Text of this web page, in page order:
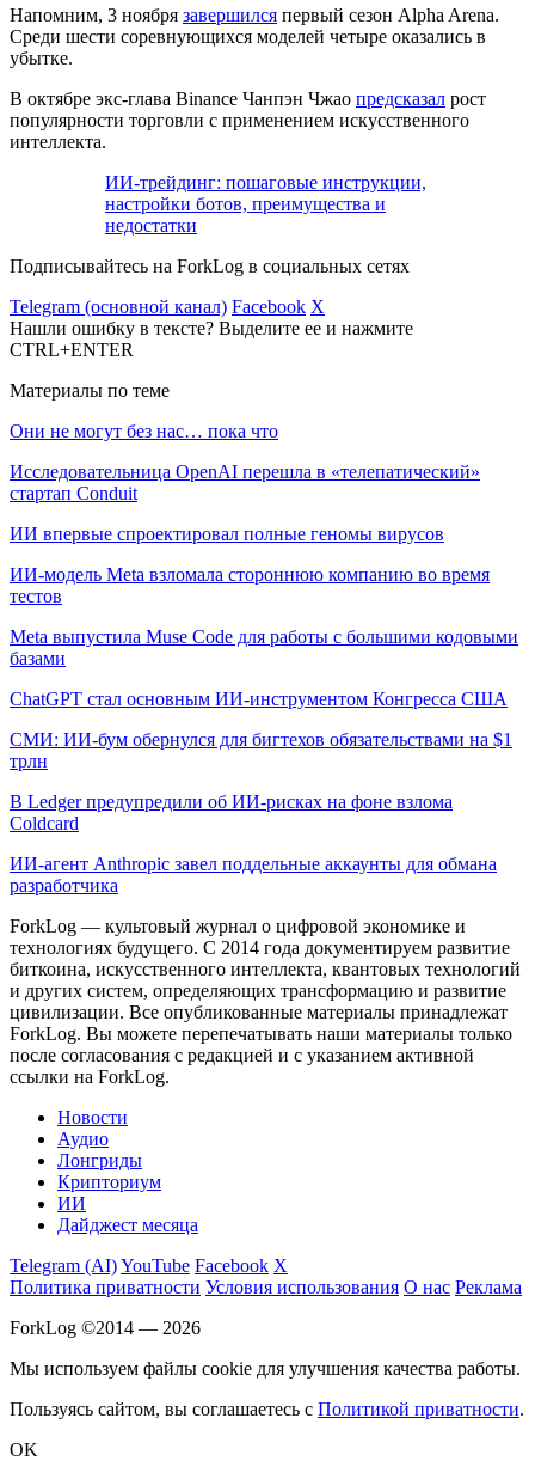
Напомним, 3 ноября завершился первый сезон Alpha Arena.
Среди шести соревнующихся моделей четыре оказались в
убытке.
В октябре экс-глава Binance Чанпэн Чжао предсказал рост
популярности торговли с применением искусственного
интеллекта.
ИИ-трейдинг: пошаговые инструкции,
настройки ботов, преимущества и
недостатки
Подписывайтесь на ForkLog в социальных сетях
Telegram (основной канал) Facebook X
Нашли ошибку в тексте? Выделите ее и нажмите
CTRL+ENTER
Материалы по теме
Они не могут без нас… пока что
Исследовательница OpenAI перешла в «телепатический»
стартап Conduit
ИИ впервые спроектировал полные геномы вирусов
ИИ-модель Meta взломала стороннюю компанию во время
тестов
Meta выпустила Muse Code для работы с большими кодовыми
базами
ChatGPT стал основным ИИ-инструментом Конгресса США
СМИ: ИИ-бум обернулся для бигтехов обязательствами на $1
трлн
В Ledger предупредили об ИИ-рисках на фоне взлома
Coldcard
ИИ-агент Anthropic завел поддельные аккаунты для обмана
разработчика
ForkLog — культовый журнал о цифровой экономике и
технологиях будущего. С 2014 года документируем развитие
биткоина, искусственного интеллекта, квантовых технологий
и других систем, определяющих трансформацию и развитие
цивилизации. Все опубликованные материалы принадлежат
ForkLog. Вы можете перепечатывать наши материалы только
после согласования с редакцией и с указанием активной
ссылки на ForkLog.
Новости
Аудио
Лонгриды
Крипториум
ИИ
Дайджест месяца
Telegram (AI)YouTube Facebook X
Политика приватности Условия использования О нас Реклама
ForkLog ©2014 — 2026
Мы используем файлы cookie для улучшения качества работы.
Пользуясь сайтом, вы соглашаетесь с Политикой приватности.
OK